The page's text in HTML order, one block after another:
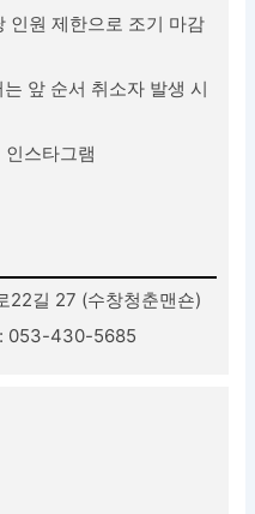
인원 제한으로 조기 마감
앞 순서 취소자 발생 시
스타그램
22길 27 (수창청춘맨숀)
: 053-430-5685